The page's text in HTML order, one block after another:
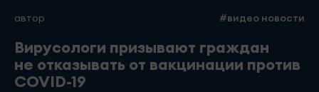
автор #видео новости
Вирусологи призывают граждан
не отказывать от вакцинации против
COVID-19